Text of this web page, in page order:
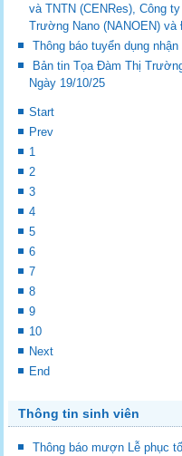
và TNTN (CENRes), Công
Trường Nano (NANOEN)
Thông báo tuyển dụng
Bản tin Tọa Đàm Thị
Ngày 19/10/25
Start
Prev
1
2
3
4
5
6
7
8
9
10
Next
End
Thông tin sinh viên
Thông báo mượn Lễ phục